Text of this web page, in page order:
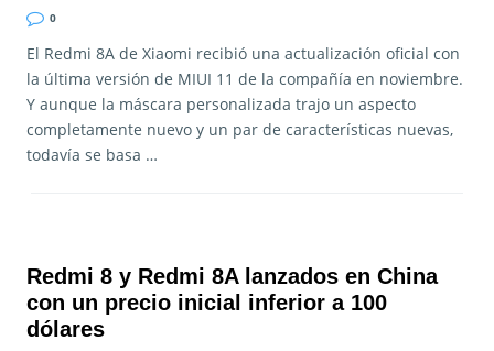
0
El Redmi 8A de Xiaomi recibió una actualización oficial con
la última versión de MIUI 11 de la compañía en noviembre.
Y aunque la máscara personalizada trajo un aspecto
completamente nuevo y un par de características nuevas,
todavía se basa …
Redmi 8 y Redmi 8A lanzados en China
con un precio inicial inferior a 100
dólares